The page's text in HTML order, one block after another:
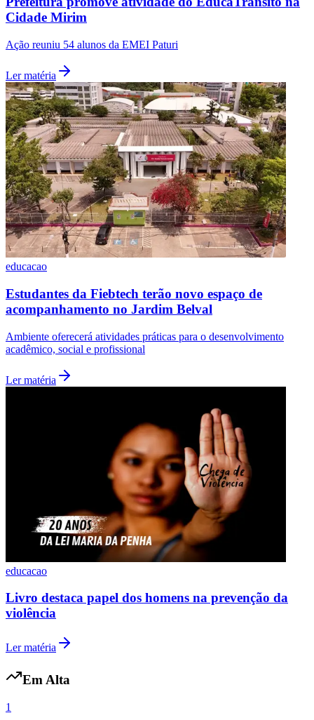
Palmeiras
Cidade Mirim
Ação reuniu 54 alunos da EMEI Paturi
Ler matéria
educacao
Estudantes da Fiebtech terão novo espaço de
acompanhamento no Jardim Belval
Ambiente oferecerá atividades práticas para o desenvolvimento
acadêmico, social e profissional
Ler matéria
educacao
Livro destaca papel dos homens na prevenção da
violência
Ler matéria
Em Alta
1